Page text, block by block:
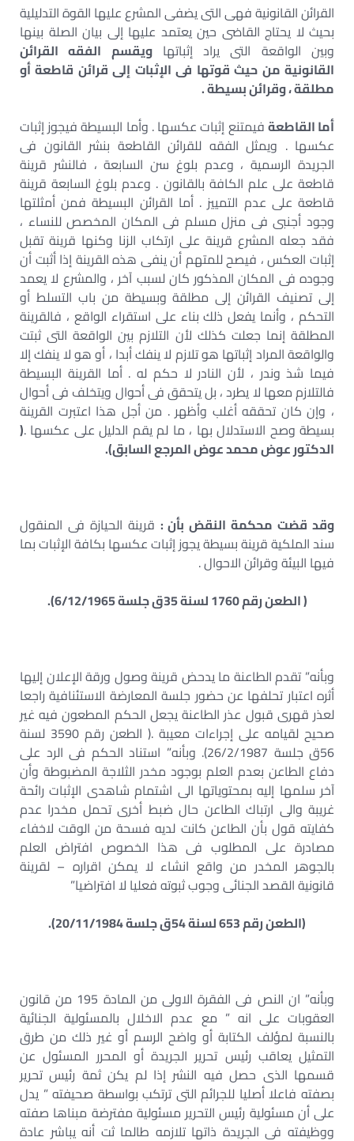
القرائن القانونية فهى التى يضفى المشرع عليها القوة التدليلية
بحيث لا يحتاج القاضى حين يعتمد عليها إلى بيان الصلة بينها
وبين الواقعة التى يراد إثباتهاويقسم الفقه القرائن
القانونية من حيث قوتها فى الإثبات إلى قرائن قاطعة أو
مطلقة ، وقرائن بسيطة .
أما القاطعةفيمتنع إثبات عكسها . وأما البسيطة فيجوز إثبات
عكسها . ويمثل الفقه للقرائن القاطعة بنشر القانون فى
الجريدة الرسمية ، وعدم بلوغ سن السابعة ، فالنشر قرينة
قاطعة على علم الكافة بالقانون . وعدم بلوغ السابعة قرينة
قاطعة على عدم التمييز . أما القرائن البسيطة فمن أمثلتها
وجود أجنبى فى منزل مسلم فى المكان المخصص للنساء ،
فقد جعله المشرع قرينة على ارتكاب الزنا وكنها قرينة تقبل
إثبات العكس ، فيصح للمتهم أن ينفى هذه القرينة إذا أثبت أن
وجوده فى المكان المذكور كان لسبب آخر ، والمشرع لا يعمد
إلى تصنيف القرائن إلى مطلقة وبسيطة من باب التسلط أو
التحكم ، وأنما يفعل ذلك بناء على استقراء الواقع ، فالقرينة
المطلقة إنما جعلت كذلك لأن التلازم بين الواقعة التى ثبتت
والواقعة المراد إثباتها هو تلازم لا ينفك أبدا ، أو هو لا ينفك إلا
فيما شذ وندر ، لأن النادر لا حكم له . أما القرينة البسيطة
فالتلازم معها لا يطرد ، بل يتحقق فى أحوال ويتخلف فى أحوال
، وإن كان تحققه أغلب وأظهر . من أجل هذا اعتبرت القرينة
بسيطة وصح الاستدلال بها ، ما لم يقم الدليل على عكسها .(
الدكتور عوض محمد عوض المرجع السابق).
وقد قضت محكمة النقض بأن : قرينة الحيازة فى المنقول
سند الملكية قرينة بسيطة يجوز إثبات عكسها بكافة الإثبات بما
فيها البيئة وقرائن الاحوال .
( الطعن رقم 1760 لسنة 35ق جلسة 6/12/1965).
وبأنه” تقدم الطاعنة ما يدحض قرينة وصول ورقة الإعلان إليها
أثره اعتبار تحلفها عن حضور جلسة المعارضة الاستئنافية راجعا
لعذر قهرى قبول عذر الطاعنة يجعل الحكم المطعون فيه غير
صحيح لقيامه على إجراءات معيبة .( الطعن رقم 3590 لسنة
56ق جلسة 26/2/1987). وبأنه” استناد الحكم فى الرد على
دفاع الطاعن بعدم العلم بوجود مخدر الثلاجة المضبوطة وأن
آخر سلمها إليه بمحتوياتها الى اشتمام شاهدى الإثبات رائحة
غريبة والى ارتباك الطاعن حال ضبط أخرى تحمل مخدرا عدم
كفايته قول بأن الطاعن كانت لديه فسحة من الوقت لاخفاء
مصادرة على المطلوب فى هذا الخصوص افتراض العلم
بالجوهر المخدر من واقع انشاء لا يمكن اقراره – لقرينة
قانونية القصد الجنائى وجوب ثبوته فعليا لا افتراضيا”
(الطعن رقم 653 لسنة 54ق جلسة 20/11/1984).
وبأنه” ان النص فى الفقرة الاولى من المادة 195 من قانون
العقوبات على انه ” مع عدم الاخلال بالمسئولية الجنائية
بالنسبة لمؤلف الكتابة أو واضح الرسم أو غير ذلك من طرق
التمثيل يعاقب رئيس تحرير الجريدة أو المحرر المسئول عن
قسمها الذى حصل فيه النشر إذا لم يكن ثمة رئيس تحرير
بصفته فاعلا أصليا للجرائم التى ترتكب بواسطة صحيفته ” يدل
على أن مسئولية رئيس التحرير مسئولية مفترضة مبناها صفته
ووظيفته فى الجريدة ذاتها تلازمه طالما ثت أنه يباشر عادة